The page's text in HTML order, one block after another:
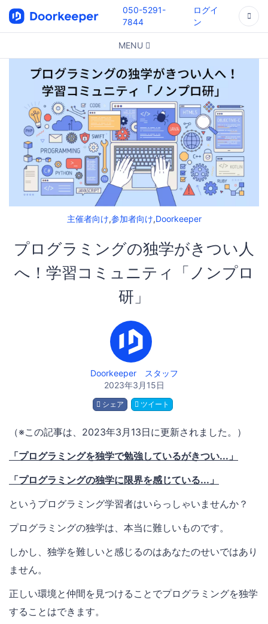
050-5291-
7844
ログイ
ン
MENU
主催者向け,参加者向け,Doorkeeper
プログラミングの独学がきつい人
へ！学習コミュニティ「ノンプロ
研」
Doorkeeper スタッフ
2023年3月15日
シェア ツイート
（※この記事は、2023年3月13日に更新されました。）
「プログラミングを独学で勉強しているがきつい...」
「プログラミングの独学に限界を感じている...」
というプログラミング学習者はいらっしゃいませんか？
プログラミングの独学は、本当に難しいものです。
しかし、独学を難しいと感じるのはあなたのせいではあり
ません。
正しい環境と仲間を見つけることでプログラミングを独学
することはできます。